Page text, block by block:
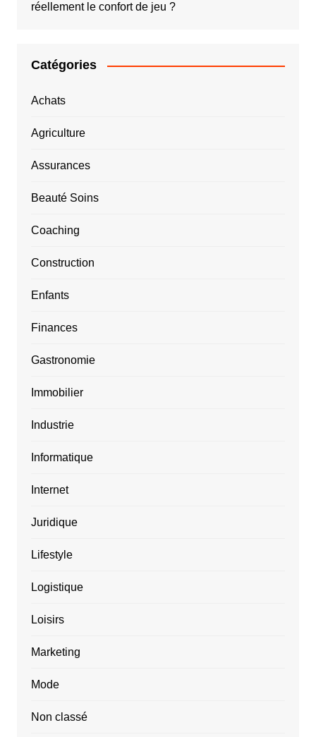
réellement le confort de jeu ?
Catégories
Achats
Agriculture
Assurances
Beauté Soins
Coaching
Construction
Enfants
Finances
Gastronomie
Immobilier
Industrie
Informatique
Internet
Juridique
Lifestyle
Logistique
Loisirs
Marketing
Mode
Non classé